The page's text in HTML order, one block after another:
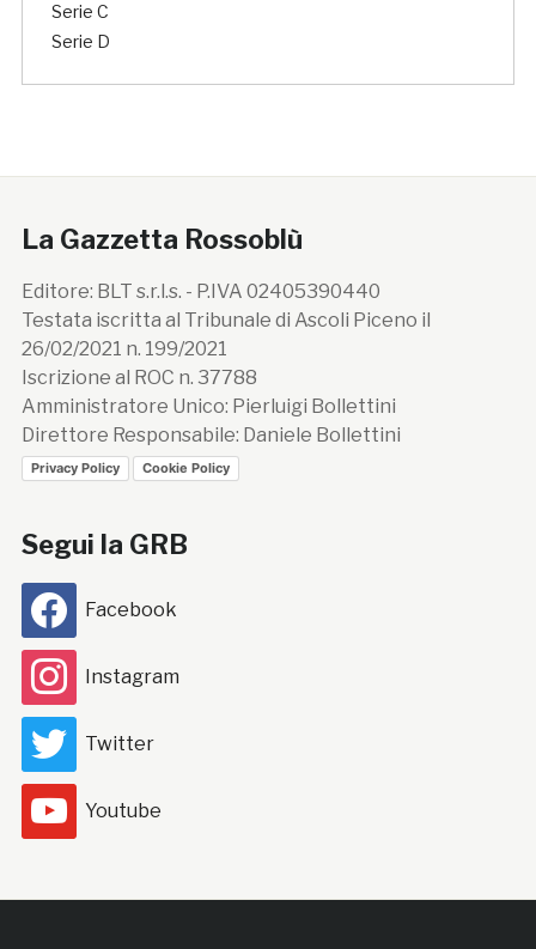
Serie C
Serie D
La Gazzetta Rossoblù
Editore: BLT s.r.l.s. - P.IVA 02405390440
Testata iscritta al Tribunale di Ascoli Piceno il
26/02/2021 n. 199/2021
Iscrizione al ROC n. 37788
Amministratore Unico: Pierluigi Bollettini
Direttore Responsabile: Daniele Bollettini
Privacy Policy Cookie Policy
Segui la GRB
Facebook
Instagram
Twitter
Youtube